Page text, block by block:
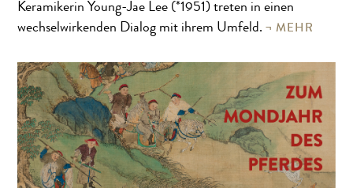
Keramikerin Young-Jae Lee (*1951) treten in einen
wechselwirkenden Dialog mit ihrem Umfeld.
MEHR